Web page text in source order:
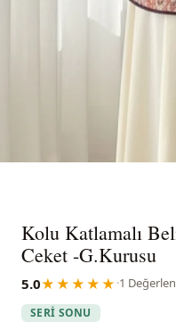
Kolu Katlamalı
Ceket -G.Kurusu
5.0★★★★★ ·1
SERİ SONU